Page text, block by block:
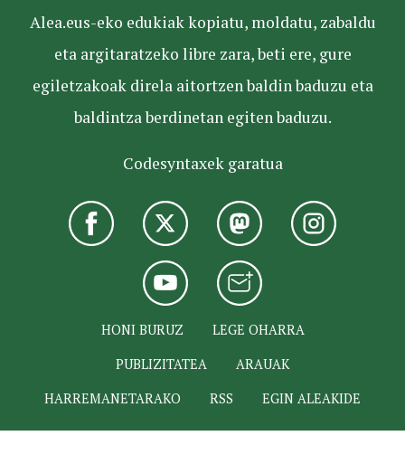
Alea.eus-eko edukiak kopiatu, moldatu, zabaldu
eta argitaratzeko libre zara, beti ere, gure
egiletzakoak direla aitortzen baldin baduzu eta
baldintza berdinetan egiten baduzu.
Codesyntaxek garatua
HONI BURUZ
LEGE OHARRA
PUBLIZITATEA
ARAUAK
HARREMANETARAKO
RSS EGIN ALEAKIDE